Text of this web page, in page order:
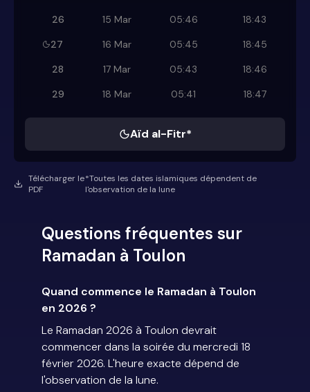
26
15 Mar 05:46
18:43
27
16 Mar 05:45
18:45
28
17 Mar 05:43
18:46
29
18 Mar 05:41 18:47
Aïd al-Fitr*
Télécharger le
PDF
*Toutes les dates islamiques dépendent de
l'observation de la lune
Questions fréquentes sur
Ramadan à Toulon
Quand commence le Ramadan à Toulon
en 2026 ?
Le Ramadan 2026 à Toulon devrait
commencer dans la soirée du mercredi 18
février 2026. L'heure exacte dépend de
l'observation de la lune.